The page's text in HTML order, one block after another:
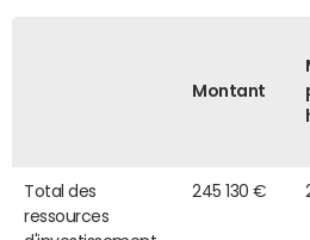
Montant
Total des
ressources
245 130 €